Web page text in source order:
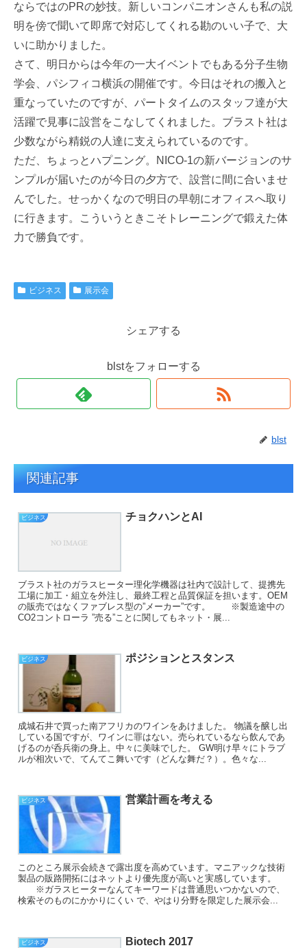
ならではのPRの妙技。新しいコンパニオンさんも私の説
明を傍で聞いて即席で対応してくれる勘のいい子で、大
いに助かりました。
さて、明日からは今年の一大イベントでもある分子生物
学会、パシフィコ横浜の開催です。今日はそれの搬入と
重なっていたのですが、パートタイムのスタッフ達が大
活躍で見事に設営をこなしてくれました。ブラスト社は
少数ながら精鋭の人達に支えられているのです。
ただ、ちょっとハプニング。NICO-1の新バージョンのサ
ンプルが届いたのが今日の夕方で、設営に間に合いませ
んでした。せっかくなので明日の早朝にオフィスへ取り
に行きます。こういうときこそトレーニングで鍛えた体
力で勝負です。
ビジネス 展示会
シェアする
blstをフォローする
blst
関連記事
ビジネス チョクハンとAI
ブラスト社のガラスヒーター理化学機器は社内で設計して、提携先
工場に加工・組立を外注し、最終工程と品質保証を担います。OEM
の販売ではなくファブレス型の”メーカー”です。 ※製造途中の
CO2コントローラ ”売る”ことに関してもネット・展...
ビジネス ポジションとスタンス
成城石井で買った南アフリカのワインをあけました。 物議を醸し出
している国ですが、ワインに罪はない。売られているなら飲んであ
げるのが呑兵衛の身上。中々に美味でした。 GW明け早々にトラブ
ルが相次いで、てんてこ舞いです（どんな舞だ？）。色々な...
ビジネス 営業計画を考える
このところ展示会続きで露出度を高めています。マニアックな技術
製品の販路開拓にはネットより優先度が高いと実感しています。
※ガラスヒーターなんてキーワードは普通思いつかないので、
検索そのものにかかりにくい で、やはり分野を限定した展示会...
ビジネス Biotech 2017